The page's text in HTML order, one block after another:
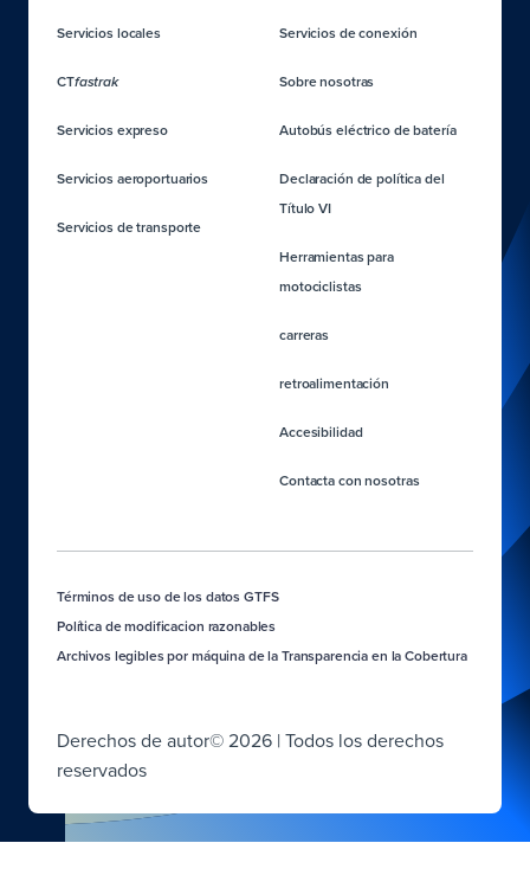
Servicios locales
CTfastrak
Servicios expreso
Servicios aeroportuarios
Servicios de transporte
Servicios de conexión
Sobre nosotras
Autobús eléctrico de batería
Declaración de política del
Título VI
Herramientas para
motociclistas
carreras
retroalimentación
Accesibilidad
Contacta con nosotras
Términos de uso de los datos GTFS
Política de modificacion razonables
Archivos legibles por máquina de la Transparencia en la Cobertura
Derechos de autor© 2026 | Todos los derechos
reservados